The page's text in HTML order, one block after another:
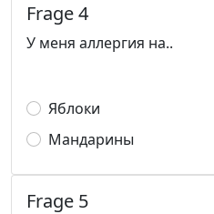
Frage 4
У меня аллергия на..
Яблоки
Мандарины
Frage 5